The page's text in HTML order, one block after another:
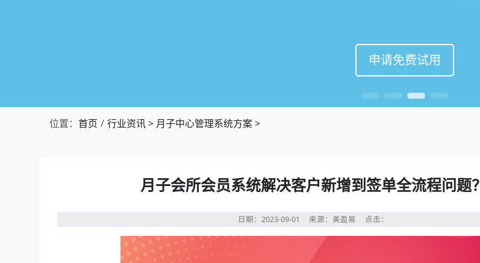
申请免费试用
申请免费试用
申请免费试用
申请免费试用
位置： 首页 行业资讯> 月子中心管理系统方案>
月子会所会员系统解决客户新增到签单全流程问题？
日期：2023-09-01来源：美盈易 点击：